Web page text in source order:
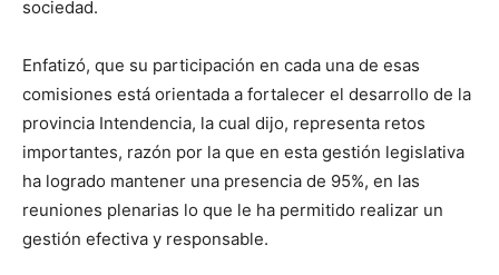
sociedad.
Enfatizó, que su participación en cada una de esas
comisiones está orientada a fortalecer el desarrollo de la
provincia Intendencia, la cual dijo, representa retos
importantes, razón por la que en esta gestión legislativa
ha logrado mantener una presencia de 95%, en las
reuniones plenarias lo que le ha permitido realizar un
gestión efectiva y responsable.